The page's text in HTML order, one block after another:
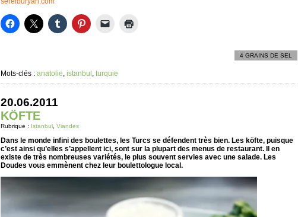
4 GRAINS DE SEL
Mots-clés : anatolie, istanbul , turquie
20.06.2011
KÖFTE
Rubrique : Istanbul Viandes
Dans le monde infini des boulettes, les Turcs se défendent très bien. Les köfte, puisque
c’est ainsi qu’elles s’appellent ici, sont sur la plupart des menus de restaurant. Il en
existe de très nombreuses variétés, le plus souvent servies avec une salade. Les
Doudes vous emmènent chez leur boulettologue local.